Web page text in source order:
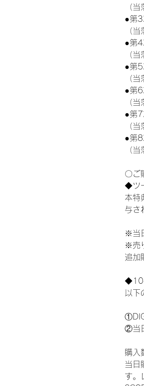
（
●第
（
●第
（
●第
（
●第
（
●第
（
●第
（
〇ご
◆ツ
本特
与さ
※当
※売
追加
◆10
以下
②当
購入
当日
す。